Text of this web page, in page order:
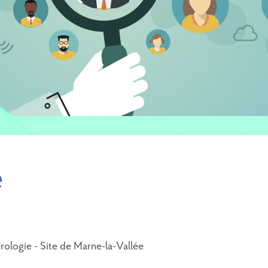
- Site de Marne-la-Vallée